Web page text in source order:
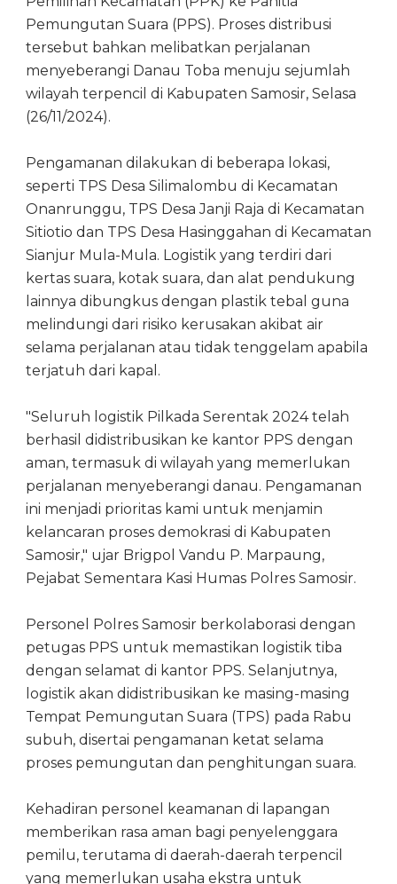
Pemungutan Suara (PPS). Proses distribusi
tersebut bahkan melibatkan perjalanan
menyeberangi Danau Toba menuju sejumlah
wilayah terpencil di Kabupaten Samosir, Selasa
(26/11/2024).
Pengamanan dilakukan di beberapa lokasi,
seperti TPS Desa Silimalombu di Kecamatan
Onanrunggu, TPS Desa Janji Raja di Kecamatan
Sitiotio dan TPS Desa Hasinggahan di Kecamatan
Sianjur Mula-Mula. Logistik yang terdiri dari
kertas suara, kotak suara, dan alat pendukung
lainnya dibungkus dengan plastik tebal guna
melindungi dari risiko kerusakan akibat air
selama perjalanan atau tidak tenggelam apabila
terjatuh dari kapal.
"Seluruh logistik Pilkada Serentak 2024 telah
berhasil didistribusikan ke kantor PPS dengan
aman, termasuk di wilayah yang memerlukan
perjalanan menyeberangi danau. Pengamanan
ini menjadi prioritas kami untuk menjamin
kelancaran proses demokrasi di Kabupaten
Samosir," ujar Brigpol Vandu P. Marpaung,
Pejabat Sementara Kasi Humas Polres Samosir.
Personel Polres Samosir berkolaborasi dengan
petugas PPS untuk memastikan logistik tiba
dengan selamat di kantor PPS. Selanjutnya,
logistik akan didistribusikan ke masing-masing
Tempat Pemungutan Suara (TPS) pada Rabu
subuh, disertai pengamanan ketat selama
proses pemungutan dan penghitungan suara.
Kehadiran personel keamanan di lapangan
memberikan rasa aman bagi penyelenggara
pemilu, terutama di daerah-daerah terpencil
yang memerlukan usaha ekstra untuk